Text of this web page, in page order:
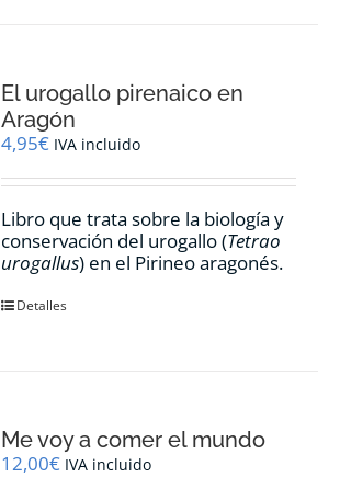
El urogallo pirenaico en
Aragón
4,95€ IVA incluido
Libro que trata sobre la biología y
conservación del urogallo (Tetrao
urogallus) en el Pirineo aragonés.
Detalles
Me voy a comer el mundo
12,00€ IVA incluido